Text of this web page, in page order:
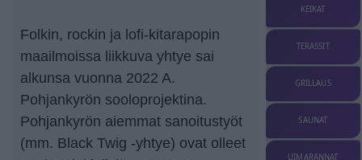
Folkin, rockin ja lofi-kitarapopin
maailmoissa liikkuva yhtye sai
alkunsa vuonna 2022 A.
Pohjankyrön sooloprojektina.
Pohjankyrön aiemmat sanoitustyöt
(mm. Black Twig -yhtye) ovat olleet
KEIKAT
TERASSIT
GRILLAUS
SAUNAT
UIMARANNAT